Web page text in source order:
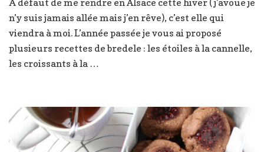
pour
la
Saint-
À défaut de me rendre en Alsace cette hiver ( j’avoue je
n’y suis jamais allée mais j’en rêve), c’est elle qui
viendra à moi. L’année passée je vous ai proposé
plusieurs recettes de bredele : les étoiles à la cannelle,
les croissants à la …